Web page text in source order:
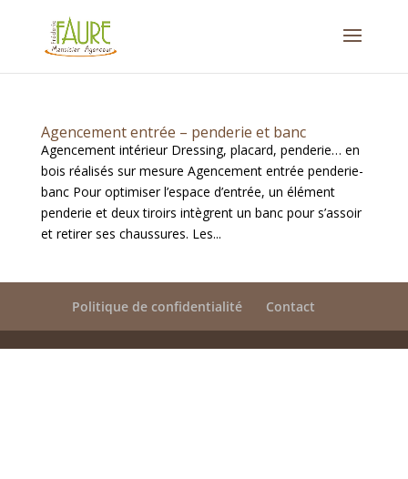
Agencement entrée – penderie et banc
Agencement intérieur Dressing, placard, penderie… en
bois réalisés sur mesure Agencement entrée penderie-
banc Pour optimiser l’espace d’entrée, un élément
penderie et deux tiroirs intègrent un banc pour s’assoir
et retirer ses chaussures. Les...
Politique de confidentialité Contact